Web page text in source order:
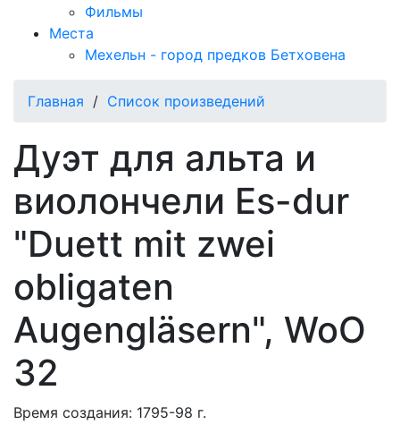
Фильмы
Места
Мехельн - город предков Бетховена
Главная / Список произведений
Дуэт для альта и
виолончели Es-dur
"Duett mit zwei
obligaten
Augengläsern", WoO
32
Время создания: 1795-98 г.